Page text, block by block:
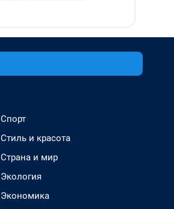
Спорт
Стиль и красота
Страна и мир
Экология
Экономика